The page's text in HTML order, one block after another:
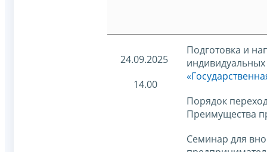
24.09.2025
14.00
Подготовка и
Порядок
Преимущества
Семинар для